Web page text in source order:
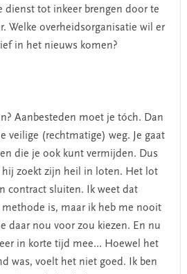
dienst tot inkeer brengen door te
Welke overheidsorganisatie wil er
in het nieuws komen?
Aanbesteden moet je tóch. Dan
veilige (rechtmatige) weg. Je gaat
die je ook kunt vermijden. Dus
zoekt zijn heil in loten. Het lot
contract sluiten. Ik weet dat
methode is, maar ik heb me nooit
daar nou voor zou kiezen. En nu
in korte tijd mee… Hoewel het
was, voelt het niet goed. Ik ben